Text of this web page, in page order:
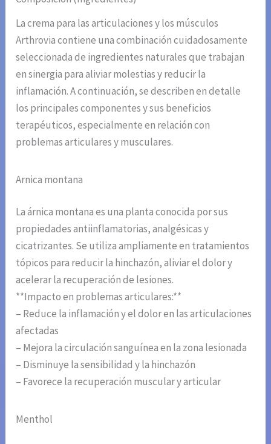
La crema para las articulaciones y los músculos
Arthrovia contiene una combinación cuidadosamente
seleccionada de ingredientes naturales que trabajan
en sinergia para aliviar molestias y reducir la
inflamación. A continuación, se describen en detalle
los principales componentes y sus beneficios
terapéuticos, especialmente en relación con
problemas articulares y musculares.
Arnica montana
La árnica montana es una planta conocida por sus
propiedades antiinflamatorias, analgésicas y
cicatrizantes. Se utiliza ampliamente en tratamientos
tópicos para reducir la hinchazón, aliviar el dolor y
acelerar la recuperación de lesiones.
**Impacto en problemas articulares:**
– Reduce la inflamación y el dolor en las articulaciones
afectadas
– Mejora la circulación sanguínea en la zona lesionada
– Disminuye la sensibilidad y la hinchazón
– Favorece la recuperación muscular y articular
Menthol